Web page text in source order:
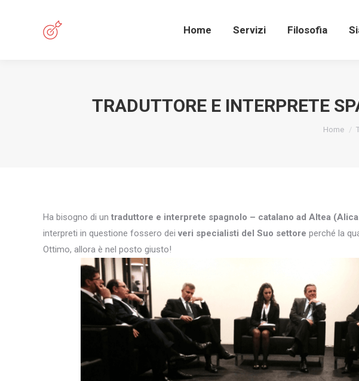
Home Servizi Filosofia
TRADUTTORE E INTERPRETE
You are
Home
Ha bisogno di un traduttore e interprete spagnolo – catalano ad Altea
interpreti in questione fossero dei veri specialisti del Suo settore perché la
Ottimo, allora è nel posto giusto!